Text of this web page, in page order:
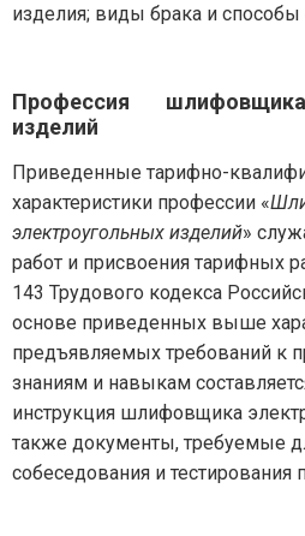
изделия; виды брака и способы
Профессия
изделий
Приведенные тарифно-
характеристики профессии «
электроугольных изделий»
работ и присвоения тарифных
143 Трудового кодекса
основе приведенных выше
предъявляемых требований к
знаниям и навыкам
инструкция шлифовщика
также документы, требуемые
собеседования и тестирования